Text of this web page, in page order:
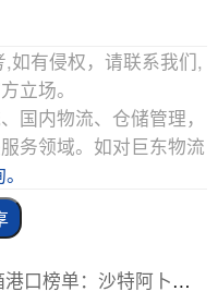
如有侵权，请联系我们,
立场。
国内物流、仓储管理，
务领域。如对巨东物流
卜杜拉国王港排名升幅全球第二